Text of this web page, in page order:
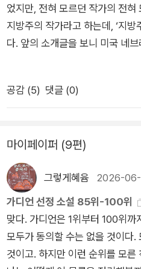
공감 (5) 댓글 (0)
마이페이퍼 (9편)
그렇게혜윰 2026-
가디언 선정 소설 85위-100위
맞다. 가디언은 1위부터 100위까
모두가 동의할 수는 없을 것이다
것이고. 하지만 이런 순위를 모